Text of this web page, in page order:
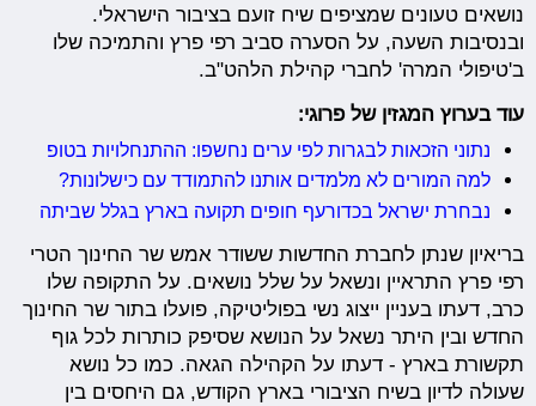
נושאים טעונים שמציפים שיח זועם בציבור הישראלי.
ובנסיבות השעה, על הסערה סביב רפי פרץ והתמיכה שלו
ב'טיפולי המרה' לחברי קהילת הלהט"ב.
עוד בערוץ המגזין של פרוגי:
נתוני הזכאות לבגרות לפי ערים נחשפו: ההתנחלויות בטופ
למה המורים לא מלמדים אותנו להתמודד עם כישלונות?
נבחרת ישראל בכדורעף חופים תקועה בארץ בגלל שביתה
בריאיון שנתן לחברת החדשות ששודר אמש שר החינוך הטרי
רפי פרץ התראיין ונשאל על שלל נושאים. על התקופה שלו
כרב, דעתו בעניין ייצוג נשי בפוליטיקה, פועלו בתור שר החינוך
החדש ובין היתר נשאל על הנושא שסיפק כותרות לכל גוף
תקשורת בארץ - דעתו על הקהילה הגאה. כמו כל נושא
שעולה לדיון בשיח הציבורי בארץ הקודש, גם היחסים בין